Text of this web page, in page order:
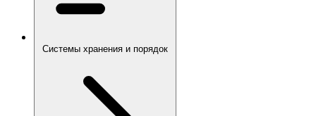
Системы хранения и порядок